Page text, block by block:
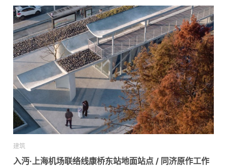
建筑
入沔·上海机场联络线康桥东站地面站点 / 同济原作工作